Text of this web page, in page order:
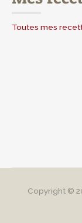
Toutes mes
Copyright ©